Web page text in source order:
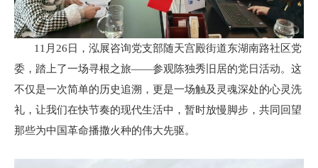
11月26日，泓展咨询党支部随天宫殿街道东湖南路社区党
委，踏上了一场寻根之旅——参观陈独秀旧居的党日活动。这
不仅是一次简单的历史追溯，更是一场触及灵魂深处的心灵洗
礼，让我们在快节奏的现代生活中，暂时放慢脚步，共同回望
那些为中国革命播撒火种的伟大先驱。